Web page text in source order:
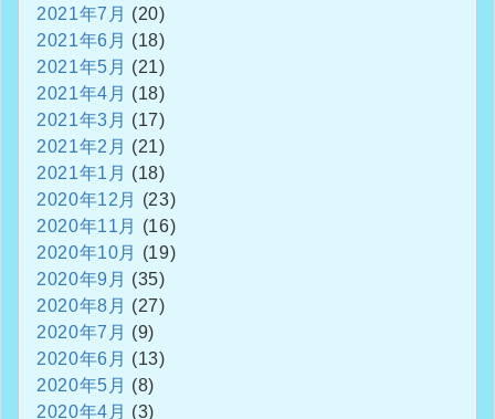
2021年7月 (20)
2021年6月 (18)
2021年5月 (21)
2021年4月 (18)
2021年3月 (17)
2021年2月 (21)
2021年1月 (18)
2020年12月
(23)
2020年11月
(16)
2020年10月
(19)
2020年9月 (35)
2020年8月 (27)
2020年7月 (9)
2020年6月 (13)
2020年5月 (8)
2020年4月 (3)